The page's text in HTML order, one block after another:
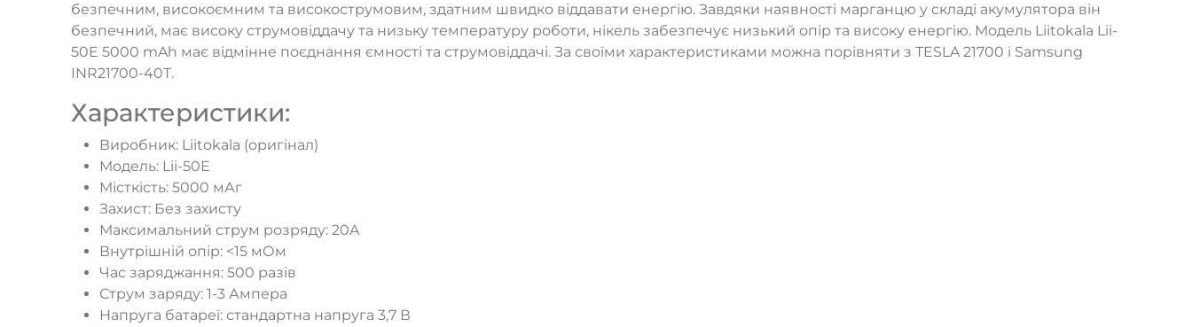
безпечним, високоємним та високострумовим, здатним швидко віддавати енергію. Завдяки наявності марганцю у складі акумулятора він
безпечний, має високу струмовіддачу та низьку температуру роботи, нікель забезпечує низький опір та високу енергію. Модель Liitokala Lii-
50E 5000 mAh має відмінне поєднання ємності та струмовіддачі. За своїми характеристиками можна порівняти з TESLA 21700 і Samsung
INR21700-40T.
Характеристики:
Виробник: Liitokala (оригінал)
Модель: Lii-50E
Місткість: 5000 мАг
Захист: Без захисту
Максимальний струм розряду: 20A
Внутрішній опір: <15 мОм
Час заряджання: 500 разів
Струм заряду: 1-3 Ампера
Напруга батареї: стандартна напруга 3,7 В